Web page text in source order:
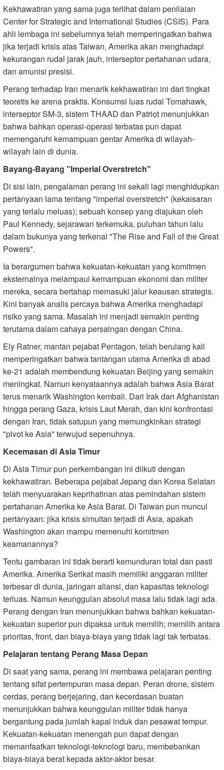
Kekhawatiran yang sama juga terlihat dalam penilaian
Center for Strategic and International Studies (CSIS). Para
ahli lembaga ini sebelumnya telah memperingatkan bahwa
jika terjadi krisis atas Taiwan, Amerika akan menghadapi
kekurangan rudal jarak jauh, interseptor pertahanan udara,
dan amunisi presisi.
Perang terhadap Iran menarik kekhawatiran ini dari tingkat
teoretis ke arena praktis. Konsumsi luas rudal Tomahawk,
interseptor SM-3, sistem THAAD dan Patriot menunjukkan
bahwa bahkan operasi-operasi terbatas pun dapat
memengaruhi kemampuan gentar Amerika di wilayah-
wilayah lain di dunia.
Bayang-Bayang "Imperial Overstretch"
Di sisi lain, pengalaman perang ini sekali lagi menghidupkan
pertanyaan lama tentang "imperial overstretch" (kekaisaran
yang terlalu meluas); sebuah konsep yang diajukan oleh
Paul Kennedy, sejarawan terkemuka, puluhan tahun lalu
dalam bukunya yang terkenal "The Rise and Fall of the Great
Powers".
Ia berargumen bahwa kekuatan-kekuatan yang komitmen
eksternalnya melampaui kemampuan ekonomi dan militer
mereka, secara bertahap memasuki jalur keausan strategis.
Kini banyak analis percaya bahwa Amerika menghadapi
risiko yang sama. Masalah ini menjadi semakin penting
terutama dalam cahaya persaingan dengan China.
Ely Ratner, mantan pejabat Pentagon, telah berulang kali
memperingatkan bahwa tantangan utama Amerika di abad
ke-21 adalah membendung kekuatan Beijing yang semakin
meningkat. Namun kenyataannya adalah bahwa Asia Barat
terus menarik Washington kembali. Dari Irak dan Afghanistan
hingga perang Gaza, krisis Laut Merah, dan kini konfrontasi
dengan Iran, tidak satupun yang memungkinkan strategi
"pivot ke Asia" terwujud sepenuhnya.
Kecemasan di Asia Timur
Di Asia Timur pun perkembangan ini diikuti dengan
kekhawatiran. Beberapa pejabat Jepang dan Korea Selatan
telah menyuarakan keprihatinan atas pemindahan sistem
pertahanan Amerika ke Asia Barat. Di Taiwan pun muncul
pertanyaan: jika krisis simultan terjadi di Asia, apakah
Washington akan mampu memenuhi komitmen
keamanannya?
Tentu gambaran ini tidak berarti kemunduran total dan pasti
Amerika. Amerika Serikat masih memiliki anggaran militer
terbesar di dunia, jaringan aliansi, dan kapasitas teknologi
terluas. Namun keunggulan absolut masa lalu tidak lagi ada.
Perang dengan Iran menunjukkan bahwa bahkan kekuatan-
kekuatan superior pun dipaksa untuk memilih; memilih antara
prioritas, front, dan biaya-biaya yang tidak lagi tak terbatas.
Pelajaran tentang Perang Masa Depan
Di saat yang sama, perang ini membawa pelajaran penting
tentang sifat pertempuran masa depan. Peran drone, sistem
cerdas, perang berjejaring, dan kecerdasan buatan
menunjukkan bahwa keunggulan militer tidak hanya
bergantung pada jumlah kapal induk dan pesawat tempur.
Kekuatan-kekuatan menengah pun dapat dengan
memanfaatkan teknologi-teknologi baru, membebankan
biaya-biaya berat kepada aktor-aktor besar.